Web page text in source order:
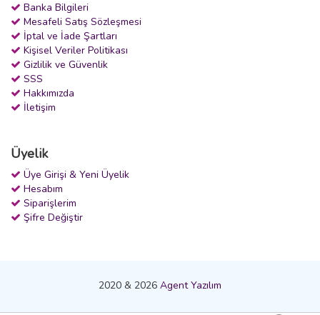
Banka Bilgileri
Mesafeli Satış Sözleşmesi
İptal ve İade Şartları
Kişisel Veriler Politikası
Gizlilik ve Güvenlik
SSS
Hakkımızda
İletişim
Üyelik
Üye Girişi & Yeni Üyelik
Hesabım
Siparişlerim
Şifre Değiştir
2020 & 2026 Agent Yazılım